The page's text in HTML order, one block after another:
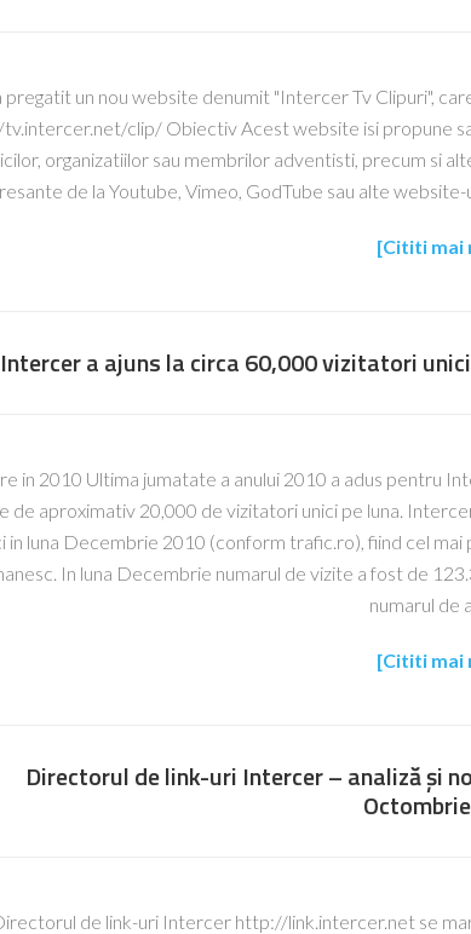
pregatit un nou website denumit "Intercer Tv Clipuri",
clip/ Obiectiv Acest website isi propune
organizatiilor sau membrilor adventisti, precum si
de la Youtube, Vimeo, GodTube sau alte
[Cititi mai
Intercer a ajuns la circa 60,000 vizitatori
in 2010 Ultima jumatate a anului 2010 a adus pentru
de aproximativ 20,000 de vizitatori unici pe luna.
in luna Decembrie 2010 (conform trafic.ro), fiind cel mai
In luna Decembrie numarul de vizite a fost de
numarul de
[Cititi mai
Directorul de link-uri Intercer – analiză și
de link-uri Intercer http://link.intercer.net se